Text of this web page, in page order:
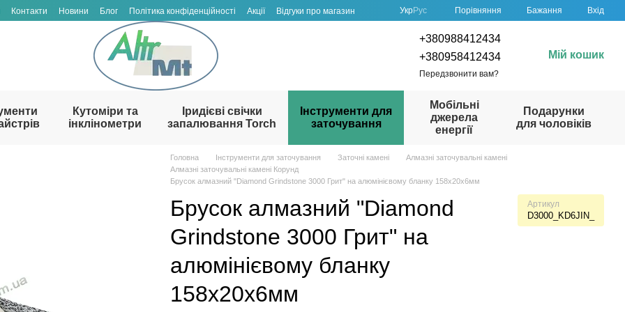
Контакти Новини Блог Політика конфіденційності Акції
Відгуки про магазин
УкрРус Порівняння Бажання Вхід
+380988412434
+380958412434
Передзвонити вам?
Мій кошик
Кутоміри та
інклінометри
Іридієві свічки
запалювання Torch
Інструменти для
заточування
Мобільні
джерела
енергії
Подарунки
для чоловіків
Головна Інструменти для заточування Заточні камені
Алмазні заточувальні камені
Алмазні заточувальні камені Корунд
Брусок алмазний "Diamond Grindstone 3000 Грит" на алюмінієвому бланку 158х20х6мм
Брусок алмазний "Diamond
Grindstone 3000 Грит" на
алюмінієвому бланку
158х20х6мм
Артикул
D3000_KD6JIN_